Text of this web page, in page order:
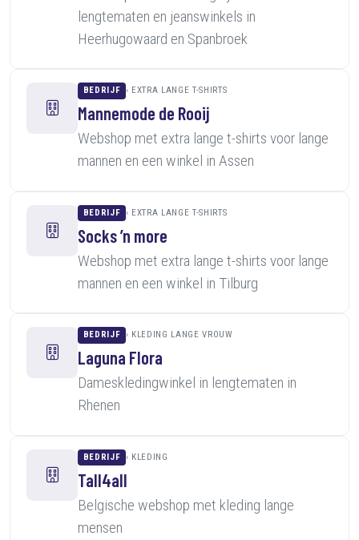
lengtematen en jeanswinkels in
Heerhugowaard en Spanbroek
BEDRIJF EXTRA LANGE T-SHIRTS
Mannemode de Rooij
Webshop met extra lange t-shirts voor lange
mannen en een winkel in Assen
BEDRIJF EXTRA LANGE T-SHIRTS
Socks ’n more
Webshop met extra lange t-shirts voor lange
mannen en een winkel in Tilburg
BEDRIJF KLEDING LANGE VROUW
Laguna Flora
Dameskledingwinkel in lengtematen in
Rhenen
BEDRIJF KLEDING
Tall4all
Belgische webshop met kleding lange
mensen